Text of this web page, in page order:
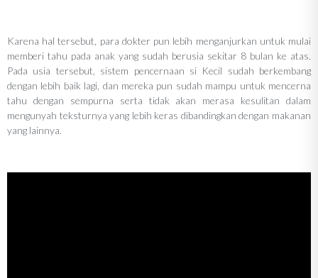
Karena hal tersebut, para dokter pun lebih menganjurkan untuk mulai
memberi tahu pada anak yang sudah berusia sekitar 8 bulan ke atas.
Pada usia tersebut, sistem pencernaan si Kecil sudah berkembang
dengan lebih baik lagi, dan mereka pun sudah mampu untuk mencerna
tahu dengan sempurna serta tidak akan merasa kesulitan dalam
mengunyah teksturnya yang lebih keras dibandingkan dengan makanan
yang lainnya.